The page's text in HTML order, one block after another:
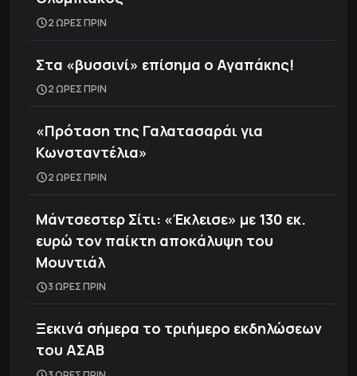
2 ΩΡΕΣ ΠΡΙΝ
Στα «βυσσινί» επίσημα ο Αγαπάκης!
2 ΩΡΕΣ ΠΡΙΝ
«Πρόταση της Γαλατασαράι για
Κωνσταντέλια»
2 ΩΡΕΣ ΠΡΙΝ
Μάντσεστερ Σίτι: «Έκλεισε» με 130 εκ.
ευρώ τον παίκτη αποκάλυψη του
Μουντιάλ
3 ΩΡΕΣ ΠΡΙΝ
Ξεκινά σήμερα το τριήμερο εκδηλώσεων
του ΑΣΑΒ